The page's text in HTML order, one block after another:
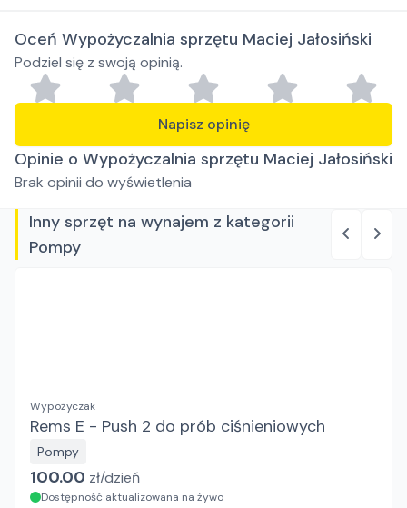
Oceń Wypożyczalnia sprzętu Maciej Jałosiński
Podziel się z swoją opinią.
Napisz opinię
Opinie o Wypożyczalnia sprzętu Maciej Jałosiński
Brak opinii do wyświetlenia
Inny sprzęt na wynajem z kategorii
Pompy
Wypożyczak
Rems E - Push 2 do prób ciśnieniowych
Pompy
100.00 zł/dzień
Dostępność aktualizowana na żywo